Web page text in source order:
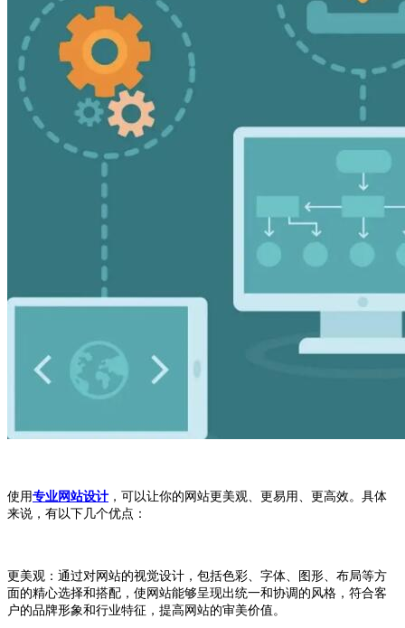
使用专业网站设计 ，可以让你的网站更美观、更易用、更高效。具体
来说，有以下几个优点：
更美观：通过对网站的视觉设计，包括色彩、字体、图形、布局等方
面的精心选择和搭配，使网站能够呈现出统一和协调的风格，符合客
户的品牌形象和行业特征，提高网站的审美价值。